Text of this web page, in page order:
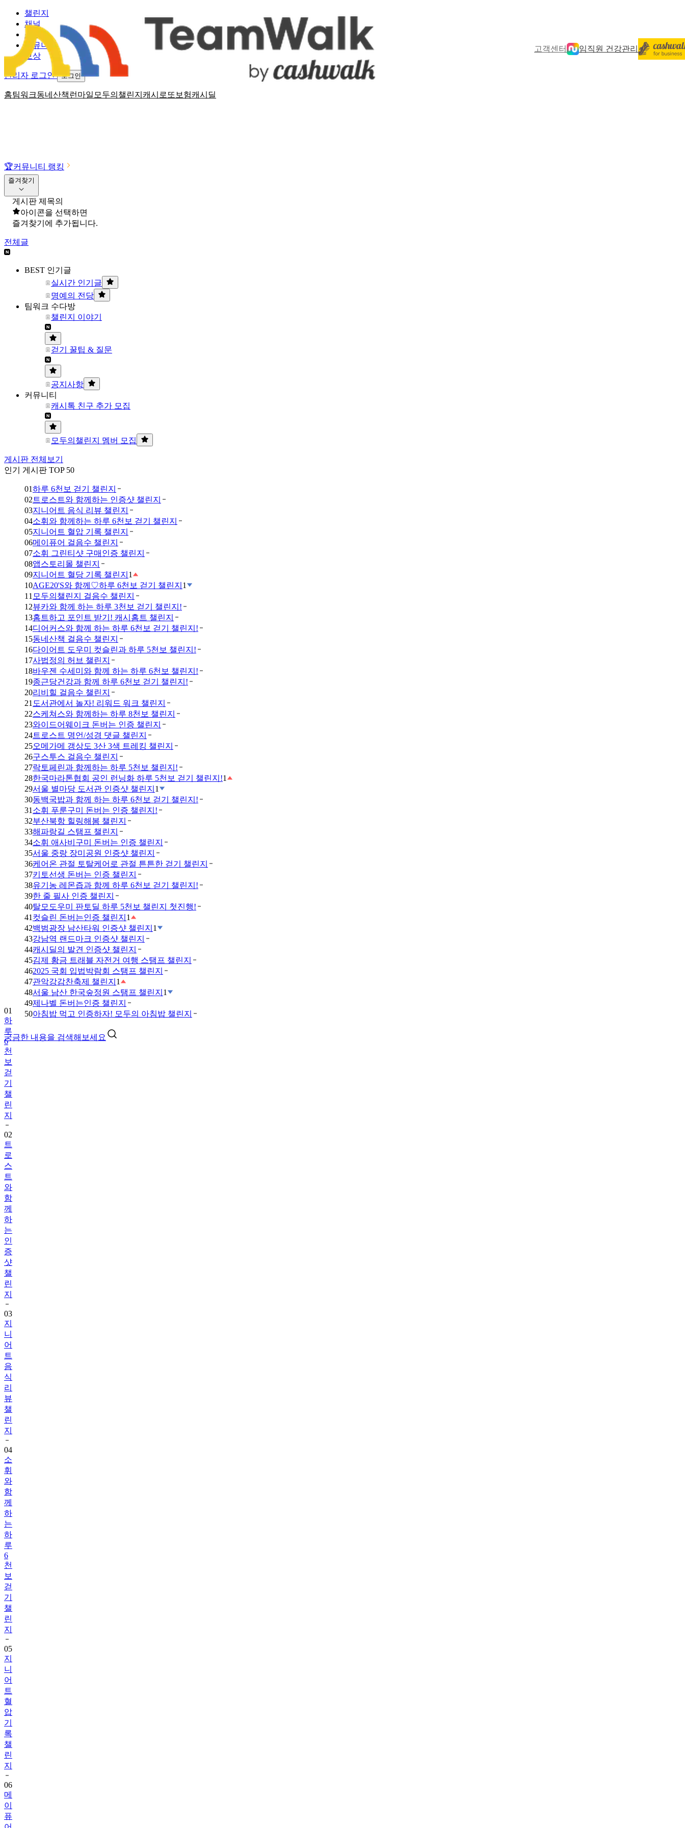
고객센터 임직원 건강관리
홈팀워크동네산책 런마일 모두의챌린지 캐시로또 보험캐시딜
챌린지
채널
소식
커뮤니티
보상
관리자 로그인 로그인
🏆커뮤니티 랭킹
즐겨찾기
게시판 제목의
아이콘을 선택하면
즐겨찾기에 추가됩니다.
전체글
BEST 인기글
실시간 인기글
명예의 전당
팀워크 수다방
챌린지 이야기
걷기 꿀팁 & 질문
공지사항
커뮤니티
캐시톡 친구 추가 모집
모두의챌린지 멤버 모집
게시판 전체보기
인기 게시판 TOP 50
01하루 6천보 걷기 챌린지
02 트로스트와 함께하는 인증샷 챌린지
03지니어트 음식 리뷰 챌린지
04소휘와 함께하는 하루 6천보 걷기 챌린지
05지니어트 혈압 기록 챌린지
06메이퓨어 걸음수 챌린지
07소휘 그린티샷 구매인증 챌린지
08앱스토리몰 챌린지
09지니어트 혈당 기록 챌린지 1
10AGE20'S와 함께♡하루 6천보 걷기 챌린지 1
11 모두의챌린지 걸음수 챌린지
12뷰카와 함께 하는 하루 3천보 걷기 챌린지!
13홈트하고 포인트 받기! 캐시홈트 챌린지
14디어커스와 함께 하는 하루 6천보 걷기 챌린지!
15동네산책 걸음수 챌린지
16다이어트 도우미 컷슬린과 하루 5천보 챌린지!
17사법정의 허브 챌린지
18바우젠 수세미와 함께 하는 하루 6천보 챌린지!
19종근당건강과 함께 하루 6천보 걷기 챌린지!
20리비힐 걸음수 챌린지
21 도서관에서 놀자! 리워드 워크 챌린지
22스케쳐스와 함께하는 하루 8천보 챌린지
23와이드어웨이크 돈버는 인증 챌린지
24트로스트 명언/성경 댓글 챌린지
25오메가메 갱상도 3산 3색 트레킹 챌린지
26구스투스 걸음수 챌린지
27락토페린과 함께하는 하루 5천보 챌린지!
28한국마라톤협회 공인 런닝화 하루 5천보 걷기 챌린지!1
29서울 별마당 도서관 인증샷 챌린지 1
30동백국밥과 함께 하는 하루 6천보 걷기 챌린지!
31 소휘 푸룬구미 돈버는 인증 챌린지!
32부산북항 힐링해봄 챌린지
33해파랑길 스탬프 챌린지
34소휘 애사비구미 돈버는 인증 챌린지
35서울 중랑 장미공원 인증샷 챌린지
36케어온 관절 토탈케어로 관절 튼튼한 걷기 챌린지
37키토선생 돈버는 인증 챌린지
38유기농 레몬즙과 함께 하루 6천보 걷기 챌린지!
39한 줄 필사 인증 챌린지
40탈모도우미 판토딜 하루 5천보 챌린지 첫진행!
41 컷슬린 돈버는인증 챌린지 1
42백범광장 남산타워 인증샷 챌린지 1
43강남역 랜드마크 인증샷 챌린지
44캐시딜의 발견 인증샷 챌린지
45김제 황금 트래블 자전거 여행 스탬프 챌린지
462025 국회 입법박람회 스탬프 챌린지
47관악강감찬축제 챌린지 1
48서울 남산 한국숲정원 스탬프 챌린지 1
49제나벨 돈버는인증 챌린지
50아침밥 먹고 인증하자! 모두의 아침밥 챌린지
궁금한 내용을 검색해보세요
01
하
루
6
천
보
걷
기
챌
린
지
02
트
로
스
트
와
함
께
하
는
인
증
샷
챌
린
지
03
지
니
어
트
음
식
리
뷰
챌
린
지
04
소
휘
와
함
께
하
는
하
루
6
천
보
걷
기
챌
린
지
05
지
니
어
트
혈
압
기
록
챌
린
지
06
메
이
퓨